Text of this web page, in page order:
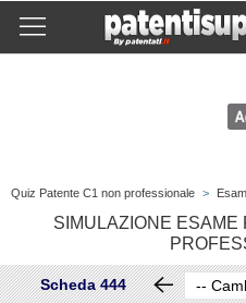
Quiz Patente C1 non professionale >
SIMULAZIONE ESAME
Scheda 444